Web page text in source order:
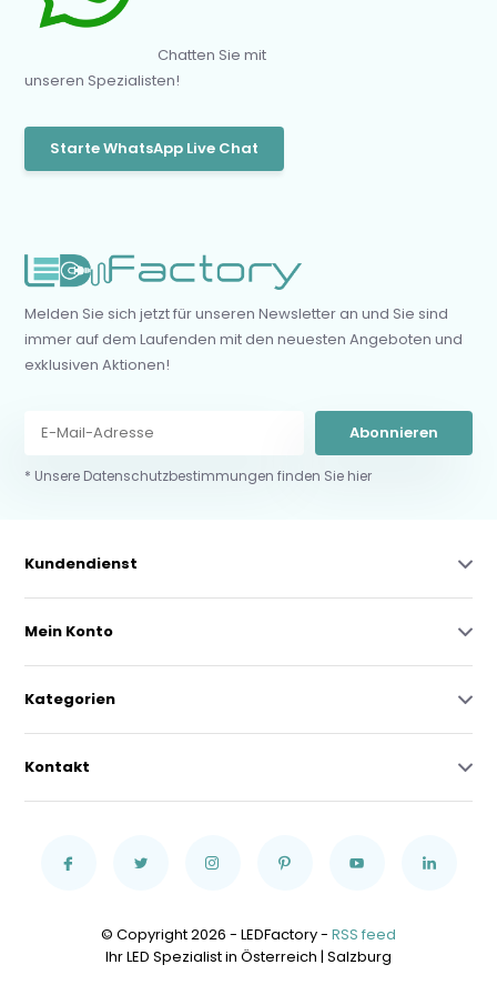
Chatten Sie mit
unseren Spezialisten!
Starte WhatsApp Live Chat
Melden Sie sich jetzt für unseren Newsletter an und Sie sind
immer auf dem Laufenden mit den neuesten Angeboten und
exklusiven Aktionen!
Abonnieren
* Unsere Datenschutzbestimmungen finden Sie hier
Kundendienst
Mein Konto
Kategorien
Kontakt
© Copyright 2026 - LEDFactory - RSS feed
Ihr LED Spezialist in Österreich | Salzburg